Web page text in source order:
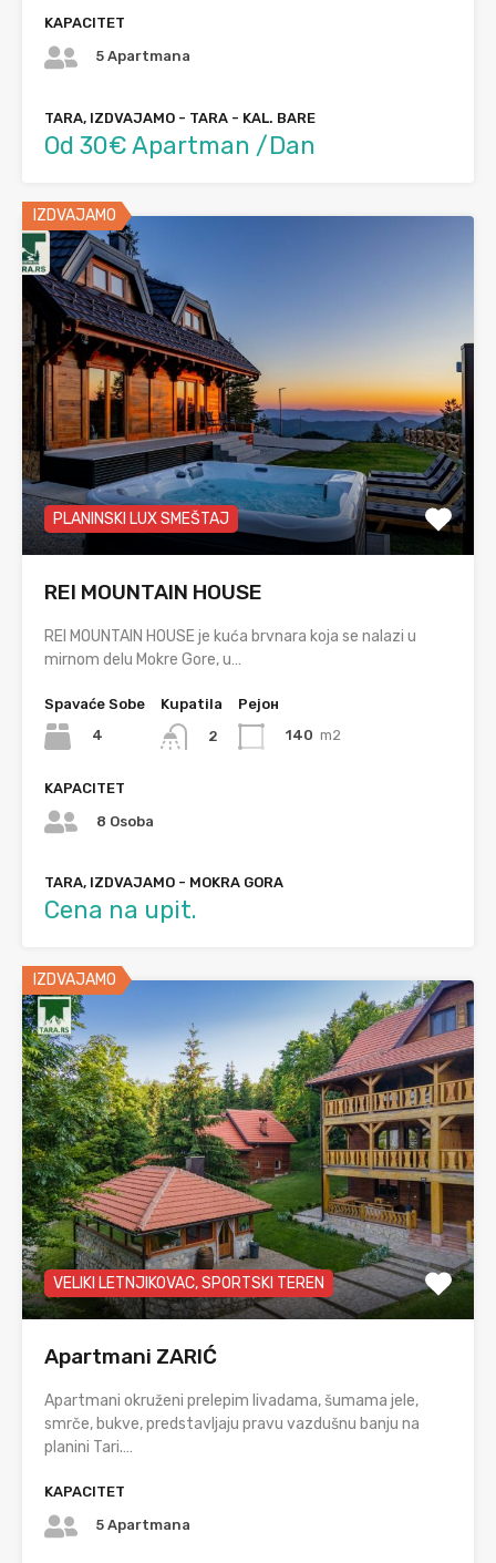
KAPACITET
5 Apartmana
TARA, IZDVAJAMO - TARA - KAL. BARE
Od 30€ Apartman /Dan
IZDVAJAMO
PLANINSKI LUX SMEŠTAJ
REI MOUNTAIN HOUSE
REI MOUNTAIN HOUSE je kuća brvnara koja se nalazi u
mirnom delu Mokre Gore, u…
Spavaće Sobe
4
Kupatila
2
Рејон
140 m2
KAPACITET
8 Osoba
TARA, IZDVAJAMO - MOKRA GORA
Cena na upit.
IZDVAJAMO
VELIKI LETNJIKOVAC, SPORTSKI TEREN
Apartmani ZARIĆ
Apartmani okruženi prelepim livadama, šumama jele,
smrče, bukve, predstavljaju pravu vazdušnu banju na
planini Tari.…
KAPACITET
5 Apartmana